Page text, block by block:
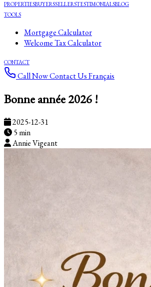
PROPERTIESBUYERSSELLERSTESTIMONIALSBLOG
TOOLS
Mortgage Calculator
Welcome Tax Calculator
CONTACT
Call NowContact UsFrançais
Bonne année 2026 !
2025-12-31
5 min
Annie Vigeant